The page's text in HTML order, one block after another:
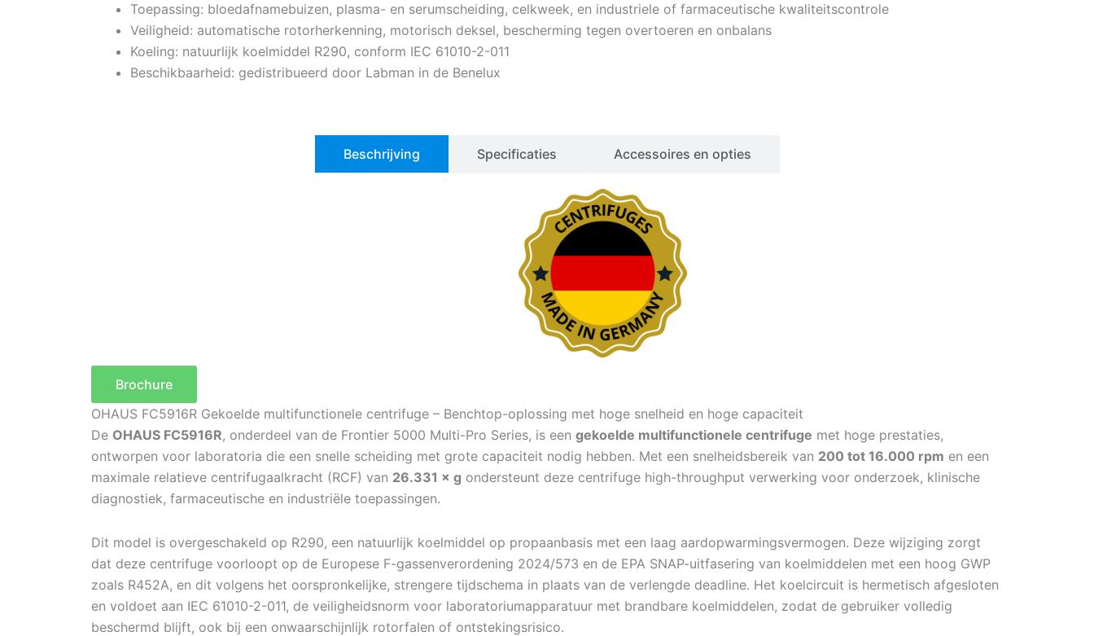
Toepassing: bloedafnamebuizen, plasma- en serumscheiding, celkweek, en industriele of farmaceutische kwaliteitscontrole
Veiligheid: automatische rotorherkenning, motorisch deksel, bescherming tegen overtoeren en onbalans
Koeling: natuurlijk koelmiddel R290, conform IEC 61010-2-011
Beschikbaarheid: gedistribueerd door Labman in de Benelux
Beschrijving Specificaties Accessoires en opties
Brochure
OHAUS FC5916R Gekoelde multifunctionele centrifuge – Benchtop-oplossing met hoge snelheid en hoge capaciteit
De OHAUS FC5916R, onderdeel van de Frontier 5000 Multi-Pro Series, is een gekoelde multifunctionele centrifuge met hoge prestaties,
ontworpen voor laboratoria die een snelle scheiding met grote capaciteit nodig hebben. Met een snelheidsbereik van 200 tot 16.000 rpm en een
maximale relatieve centrifugaalkracht (RCF) van 26.331 × g ondersteunt deze centrifuge high-throughput verwerking voor onderzoek, klinische
diagnostiek, farmaceutische en industriële toepassingen.
Dit model is overgeschakeld op R290, een natuurlijk koelmiddel op propaanbasis met een laag aardopwarmingsvermogen. Deze wijziging zorgt
dat deze centrifuge voorloopt op de Europese F-gassenverordening 2024/573 en de EPA SNAP-uitfasering van koelmiddelen met een hoog GWP
zoals R452A, en dit volgens het oorspronkelijke, strengere tijdschema in plaats van de verlengde deadline. Het koelcircuit is hermetisch afgesloten
en voldoet aan IEC 61010-2-011, de veiligheidsnorm voor laboratoriumapparatuur met brandbare koelmiddelen, zodat de gebruiker volledig
beschermd blijft, ook bij een onwaarschijnlijk rotorfalen of ontstekingsrisico.